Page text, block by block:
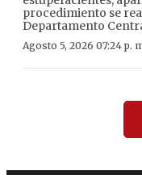
procedimiento se
Departamento
Agosto 5, 2026 07:24 p.